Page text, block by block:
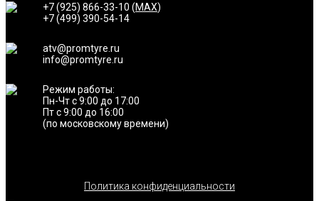
+7 (925) 866-33-10 (MAX)
+7 (499) 390-54-14
atv@promtyre.ru
info@promtyre.ru
Режим работы:
Пн-Чт с 9:00 до 17:00
Пт с 9:00 до 16:00
(по московскому времени)
Политика конфиденциальности